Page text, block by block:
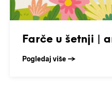
Farče u šetnji |
Pogledaj više →